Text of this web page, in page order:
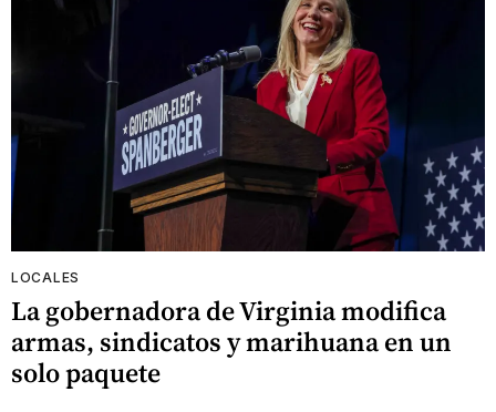
LOCALES
La gobernadora de Virginia modifica
armas, sindicatos y marihuana en un
solo paquete